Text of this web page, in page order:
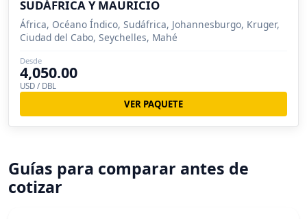
SUDÁFRICA Y MAURICIO
África, Océano Índico, Sudáfrica, Johannesburgo, Kruger,
Ciudad del Cabo, Seychelles, Mahé
Desde
4,050.00
USD / DBL
VER PAQUETE
Guías para comparar antes de
cotizar